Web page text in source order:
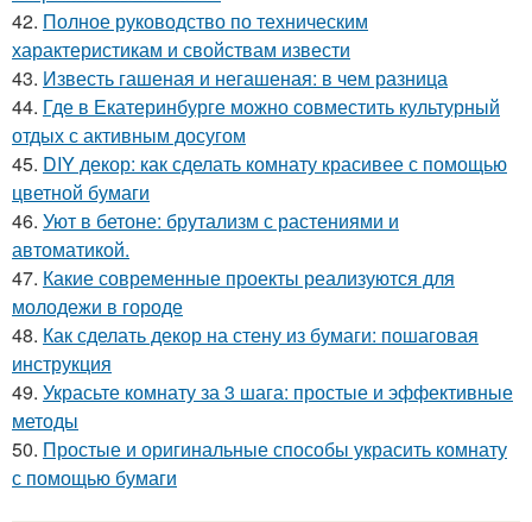
42. Полное руководство по техническим
характеристикам и свойствам извести
43. Известь гашеная и негашеная: в чем разница
44. Где в Екатеринбурге можно совместить культурный
отдых с активным досугом
45. DIY декор: как сделать комнату красивее с помощью
цветной бумаги
46. Уют в бетоне: брутализм с растениями и
автоматикой.
47. Какие современные проекты реализуются для
молодежи в городе
48. Как сделать декор на стену из бумаги: пошаговая
инструкция
49. Украсьте комнату за 3 шага: простые и эффективные
методы
50. Простые и оригинальные способы украсить комнату
с помощью бумаги